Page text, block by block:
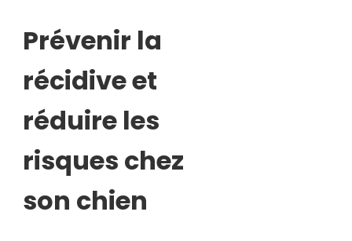
Prévenir la
récidive et
réduire les
risques chez
son chien